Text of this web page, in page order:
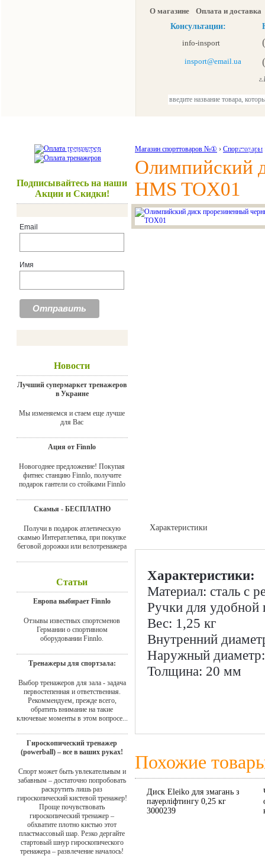
О магазине
Оплата и доставка
Консультации:
info-insport
insport@email.ua
Красота и здоровье Акции и
Подписывайтесь на наши
Акции и Скидки!
Email
Имя
Новости
Лучший супермаркет тренажеров
в Украине
Мы изменяемся и стаем еще лучше
для Вас
Ация от Finnlo
Новогоднее предложение! Покупая
фитнес станцию Finnlo, получите
подарок гантели со стойками Finnlo
Скамья - БЕСПЛАТНО
Получи в подарок атлетическую
скамью Интератлетика, при покупке
беговой дорожки или велотренажера
Статьи
Европа выбирает Finnlo
Отзывы известных спортсменов
Германии о спортивном
оборудовании Finnlo.
Тренажеры для спортзала:
Выбор тренажеров для зала - задача
первостепенная и ответственная.
Рекоммендуем, прежде всего,
обратить внимание на такие
ключевые моменты в этом вопросе...
Гироскопический тренажер
(powerball) – все в ваших руках!
Спорт может быть увлекательным и
забавным – достаточно попробовать
раскрутить лишь раз
гироскопический кистевой тренажер!
Проще почувствовать
гироскопический тренажер –
обхватите плотно кистью этот
пластмассовый шар. Резко дергайте
стартовый шнур гироскопического
тренажера – развлечение началось!
Магазин спорттоваров №① › Спорттовары
Олимпийский
HMS TOX01
Характеристики
Характеристики:
Материал: сталь с
Ручки для удобной
Вес: 1,25 кг
Внутренний
Наружный
Толщина: 20 мм
Похожие
Диск Eleiko для змагань з
пауерліфтингу 0,25 кг
3000239